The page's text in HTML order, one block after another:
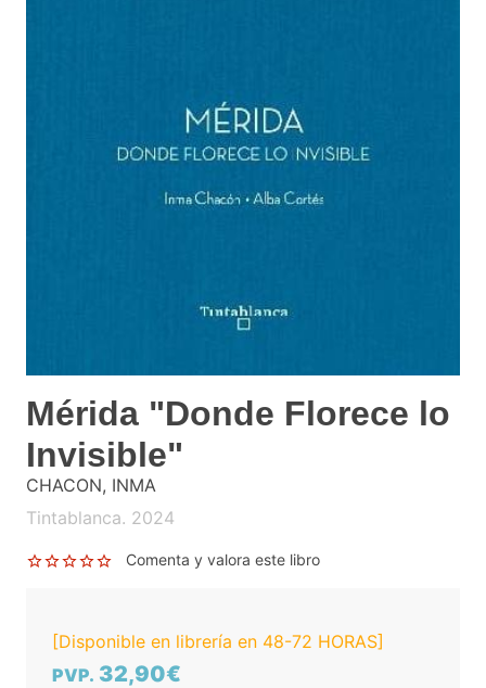
Mérida "Donde Florece lo
Invisible"
CHACON, INMA
Tintablanca. 2024
Comenta y valora este libro
[Disponible en librería en 48-72 HORAS]
PVP. 32,90€